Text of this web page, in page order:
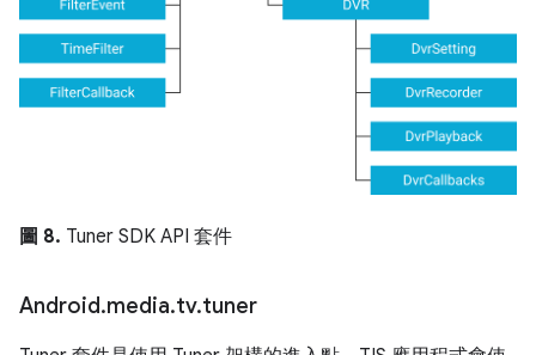
圖 8. Tuner SDK API 套件
Android.media.tv.tuner